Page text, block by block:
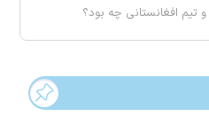
تیم افغانستانی چه بود؟